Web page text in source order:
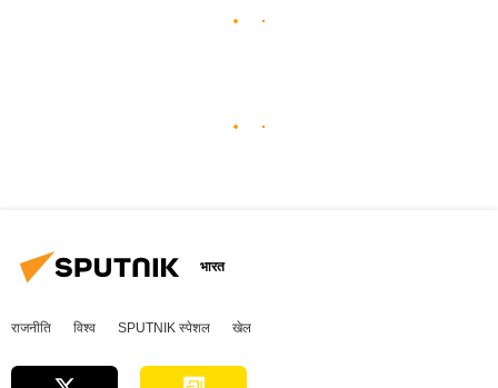
भारत
राजनीति विश्व SPUTNIK स्पेशल खेल